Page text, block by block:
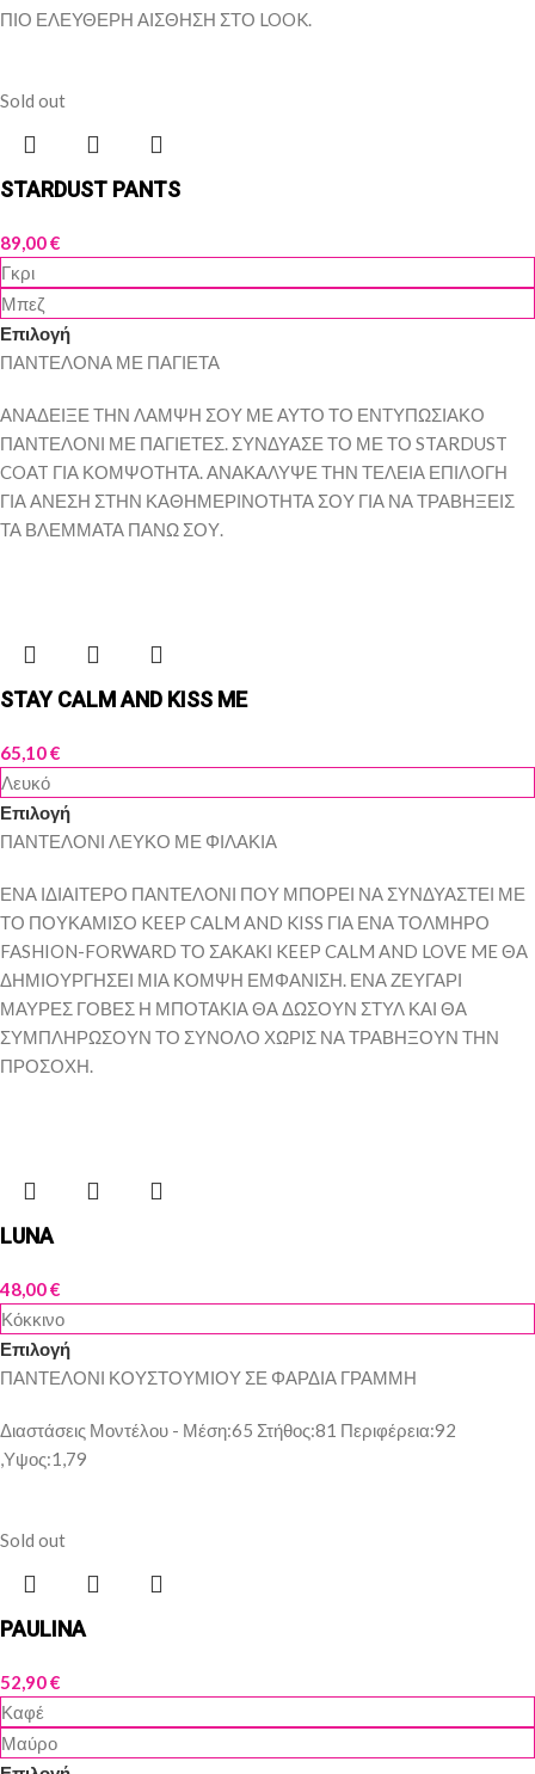
ΠΙΟ ΕΛΕΥΘΕΡΗ ΑΙΣΘΗΣΗ ΣΤΟ LOOK.
Sold out
STARDUST PANTS
89,00€
Γκρι
Μπεζ
Επιλογή
ΠΑΝΤΕΛΟΝΑ ΜΕ ΠΑΓΙΕΤΑ
ΑΝΑΔΕΙΞΕ ΤΗΝ ΛΑΜΨΗ ΣΟΥ ΜΕ ΑΥΤΟ ΤΟ ΕΝΤΥΠΩΣΙΑΚΟ
ΠΑΝΤΕΛΟΝΙ ΜΕ ΠΑΓΙΕΤΕΣ. ΣΥΝΔΥΑΣΕ ΤΟ ΜΕ ΤΟ STARDUST
COAT ΓΙΑ ΚΟΜΨΟΤΗΤΑ. ΑΝΑΚΑΛΥΨΕ ΤΗΝ ΤΕΛΕΙΑ ΕΠΙΛΟΓΗ
ΓΙΑ ΑΝΕΣΗ ΣΤΗΝ ΚΑΘΗΜΕΡΙΝΟΤΗΤΑ ΣΟΥ ΓΙΑ ΝΑ ΤΡΑΒΗΞΕΙΣ
ΤΑ ΒΛΕΜΜΑΤΑ ΠΑΝΩ ΣΟΥ.
STAY CALM AND KISS ME
65,10€
Λευκό
Επιλογή
ΠΑΝΤΕΛΟΝΙ ΛΕΥΚΟ ΜΕ ΦΙΛΑΚΙΑ
ΕΝΑ ΙΔΙΑΙΤΕΡΟ ΠΑΝΤΕΛΟΝΙ ΠΟΥ ΜΠΟΡΕΙ ΝΑ ΣΥΝΔΥΑΣΤΕΙ ΜΕ
ΤΟ ΠΟΥΚΑΜΙΣΟ KEEP CALM AND KISS ΓΙΑ ΕΝΑ ΤΟΛΜΗΡΟ
FASHION-FORWARD ΤΟ ΣΑΚΑΚΙ KEEP CALM AND LOVE ME ΘΑ
ΔΗΜΙΟΥΡΓΗΣΕΙ ΜΙΑ ΚΟΜΨΗ ΕΜΦΑΝΙΣΗ. ΕΝΑ ΖΕΥΓΑΡΙ
ΜΑΥΡΕΣ ΓΟΒΕΣ Η ΜΠΟΤΑΚΙΑ ΘΑ ΔΩΣΟΥΝ ΣΤΥΛ ΚΑΙ ΘΑ
ΣΥΜΠΛΗΡΩΣΟΥΝ ΤΟ ΣΥΝΟΛΟ ΧΩΡΙΣ ΝΑ ΤΡΑΒΗΞΟΥΝ ΤΗΝ
ΠΡΟΣΟΧΗ.
LUNA
48,00€
Κόκκινο
Επιλογή
ΠΑΝΤΕΛΟΝΙ ΚΟΥΣΤΟΥΜΙΟΥ ΣΕ ΦΑΡΔΙΑ ΓΡΑΜΜΗ
Διαστάσεις Μοντέλου - Μέση:65 Στήθος:81 Περιφέρεια:92
,Υψος:1,79
Sold out
PAULINA
52,90€
Καφέ
Μαύρο